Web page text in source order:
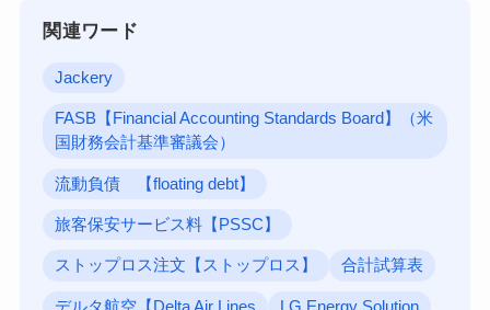
関連ワード
Jackery
FASB【Financial Accounting Standards Board】（米
国財務会計基準審議会）
流動負債 【floating debt】
旅客保安サービス料【PSSC】
ストップロス注文【ストップロス】 合計試算表